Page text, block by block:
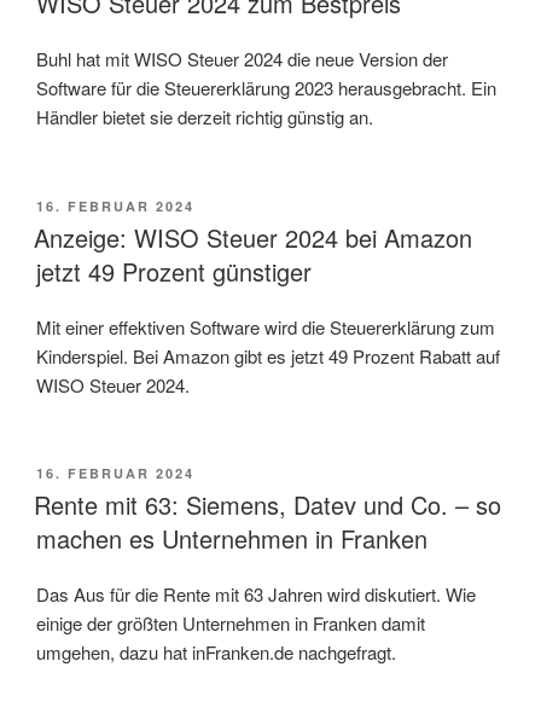
Buhl hat mit WISO Steuer 2024 die neue Version der
Software für die Steuererklärung 2023 herausgebracht. Ein
Händler bietet sie derzeit richtig günstig an.
VERÖFFENTLICHT
AM
16. FEBRUAR 2024
Anzeige: WISO Steuer 2024 bei Amazon
jetzt 49 Prozent günstiger
Mit einer effektiven Software wird die Steuererklärung zum
Kinderspiel. Bei Amazon gibt es jetzt 49 Prozent Rabatt auf
WISO Steuer 2024.
VERÖFFENTLICHT
AM
16. FEBRUAR 2024
Rente mit 63: Siemens, Datev und Co. – so
machen es Unternehmen in Franken
Das Aus für die Rente mit 63 Jahren wird diskutiert. Wie
einige der größten Unternehmen in Franken damit
umgehen, dazu hat inFranken.de nachgefragt.